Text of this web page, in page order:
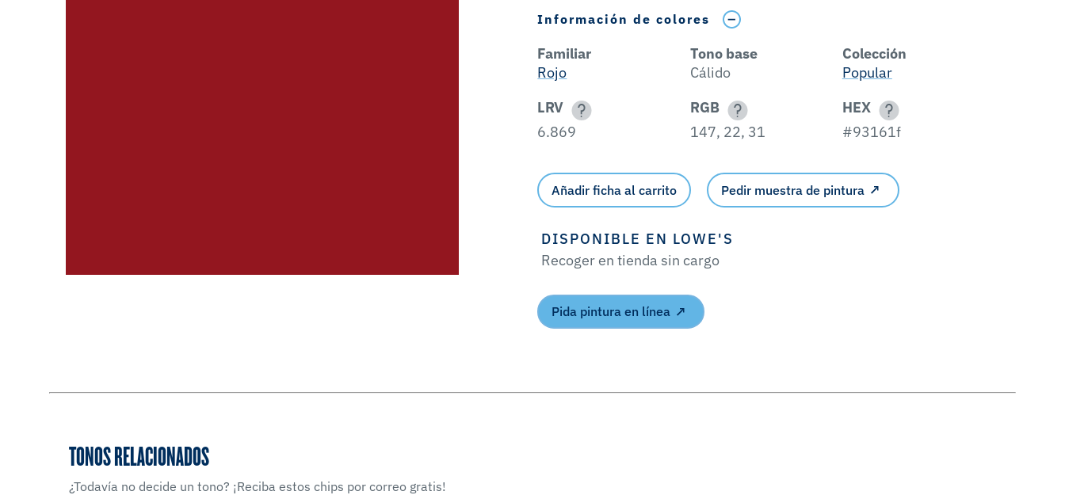
Información de colores
Familiar
Rojo
Tono base
Cálido
Colección
Popular
LRV
6.869
RGB
147, 22, 31
HEX
#93161f
Añadir ficha al carrito Pedir muestra de pintura
DISPONIBLE EN LOWE'S
Recoger en tienda sin cargo
Pida pintura en línea
TONOS RELACIONADOS
¿Todavía no decide un tono? ¡Reciba estos chips por correo gratis!